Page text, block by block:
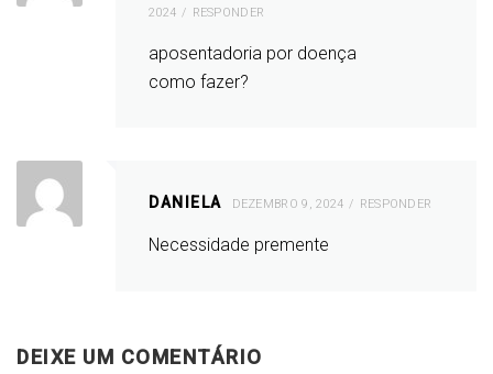
2024
RESPONDER
aposentadoria por doença
como fazer?
DANIELA DEZEMBRO 9, 2024 RESPONDER
Necessidade premente
DEIXE UM COMENTÁRIO